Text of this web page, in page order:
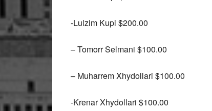
-Lulzim Kupi $200.00
– Tomorr Selmani $100.00
– Muharrem Xhydollari $100.00
-Krenar Xhydollari $100.00